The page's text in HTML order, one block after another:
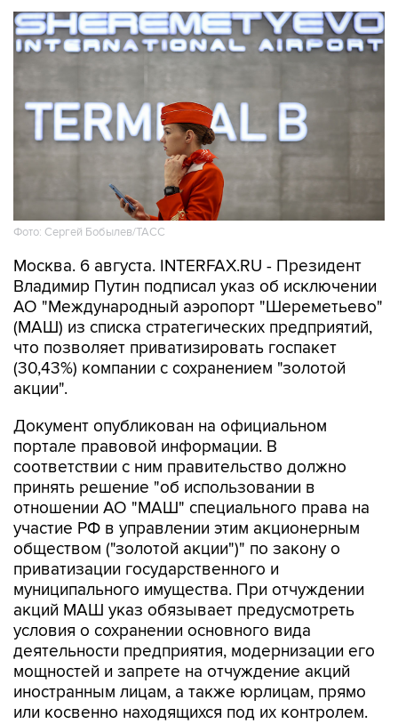
Фото: Сергей Бобылев/ТАСС
Москва. 6 августа. INTERFAX.RU - Президент
Владимир Путин подписал указ об исключении
АО "Международный аэропорт "Шереметьево"
(МАШ) из списка стратегических предприятий,
что позволяет приватизировать госпакет
(30,43%) компании с сохранением "золотой
акции".
Документ опубликован на официальном
портале правовой информации. В
соответствии с ним правительство должно
принять решение "об использовании в
отношении АО "МАШ" специального права на
участие РФ в управлении этим акционерным
обществом ("золотой акции")" по закону о
приватизации государственного и
муниципального имущества. При отчуждении
акций МАШ указ обязывает предусмотреть
условия о сохранении основного вида
деятельности предприятия, модернизации его
мощностей и запрете на отчуждение акций
иностранным лицам, а также юрлицам, прямо
или косвенно находящихся под их контролем.